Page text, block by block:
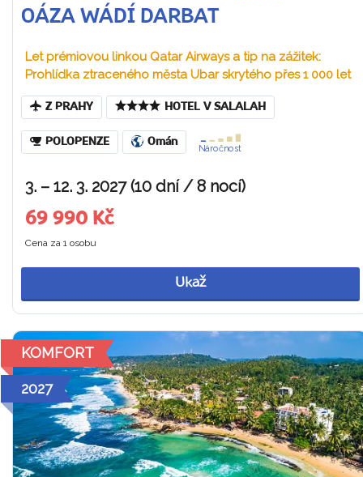
OÁZA WÁDÍ DARBAT
Let prémiovou linkou Qatar Airways a tip na zážitek:
Prohlídka ztraceného města Ubar skrytého přes 1 000 let
Z PRAHY HOTEL V SALALAH
POLOPENZE Omán
Náročnost
3. – 12. 3. 2027 (10 dní / 8 nocí)
69 990 Kč
Cena za 1 osobu
Ukaž
KOMFORT
2027